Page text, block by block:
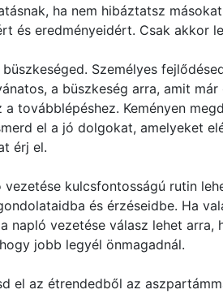
ha nem hibáztatsz
és eredményeidért. Csak akkor
büszkeséged. Személyes
a büszkeség arra, amit
a továbblépéshez. Keményen
el a jó dolgokat, amelyeket
érj el.
vezetése kulcsfontosságú rutin
és érzéseidbe. Ha
napló vezetése válasz lehet
jobb legyél önmagadnál.
el az étrendedből az